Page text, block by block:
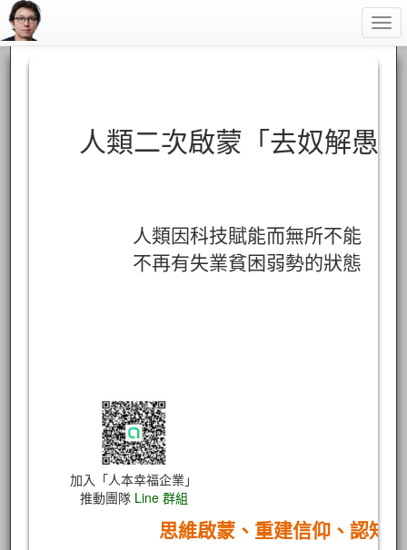
人類二次啟蒙「去奴解愚
人類因科技賦能而無所不能
不再有失業貧困弱勢的狀態
加入「人本幸福企業」
推動團隊 Line 群組
思維啟蒙、重建信仰、認知